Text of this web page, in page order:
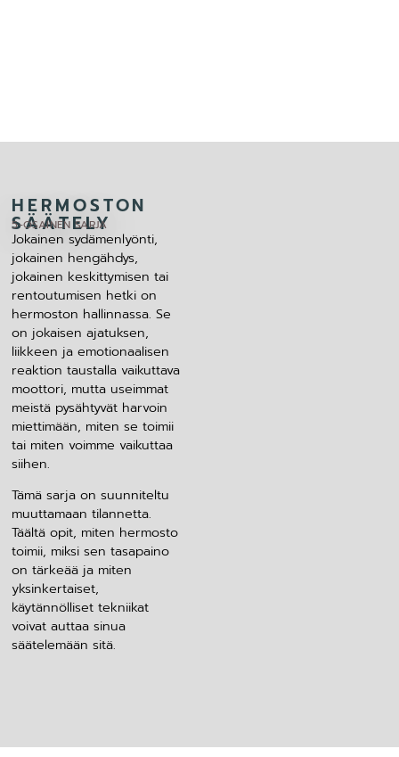
HERMOSTON
SÄÄTELY
5-OSAINEN SARJA
Jokainen sydämenlyönti,
jokainen hengähdys,
jokainen keskittymisen tai
rentoutumisen hetki on
hermoston hallinnassa. Se
on jokaisen ajatuksen,
liikkeen ja emotionaalisen
reaktion taustalla vaikuttava
moottori, mutta useimmat
meistä pysähtyvät harvoin
miettimään, miten se toimii
tai miten voimme vaikuttaa
siihen.
Tämä sarja on suunniteltu
muuttamaan tilannetta.
Täältä opit, miten hermosto
toimii, miksi sen tasapaino
on tärkeää ja miten
yksinkertaiset,
käytännölliset tekniikat
voivat auttaa sinua
säätelemään sitä.